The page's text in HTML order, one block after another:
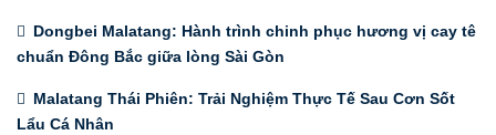
Dongbei Malatang: Hành trình chinh phục hương vị cay tê
chuẩn Đông Bắc giữa lòng Sài Gòn
Malatang Thái Phiên: Trải Nghiệm Thực Tế Sau Cơn Sốt
Lẩu Cá Nhân